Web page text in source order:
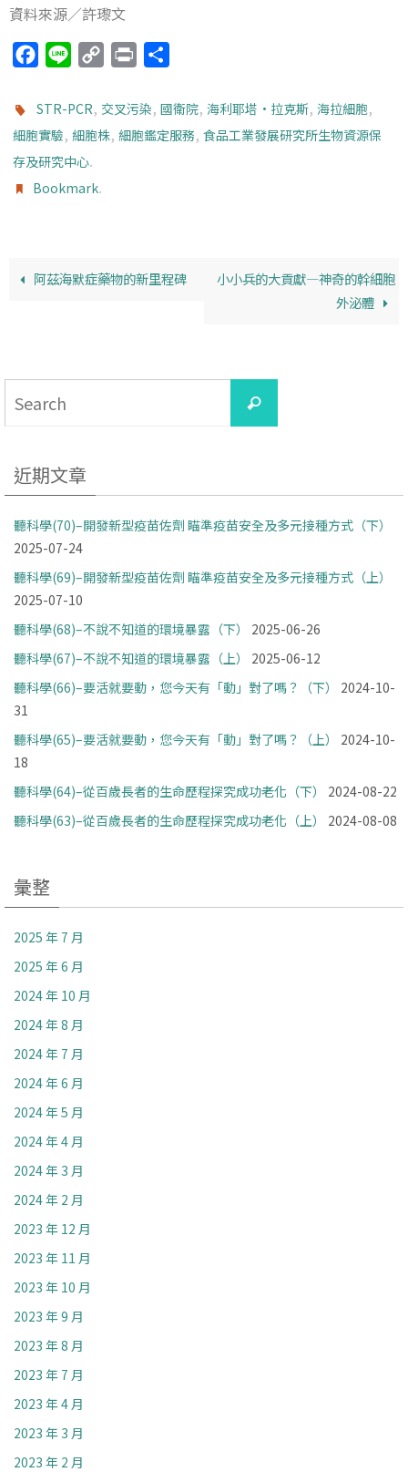
資料來源／許瓈文
c
e
b
o
n
e
p
y
i
n
STR-PCR, 交叉污染,國衛院,海利耶塔•拉克斯,海拉細胞,
細胞實驗, 細胞株, 細胞鑑定服務, 食品工業發展研究所生物資源保
存及研究中心.
Bookmark.
阿茲海默症藥物的新里程碑
小小兵的大貢獻—神奇的幹細胞
外泌體
Search
近期文章
聽科學(70)–開發新型疫苗佐劑 瞄準疫苗安全及多元接種方式（下）
2025-07-24
聽科學(69)–開發新型疫苗佐劑 瞄準疫苗安全及多元接種方式（上）
2025-07-10
聽科學(68)–不說不知道的環境暴露（下）
2025-06-26
聽科學(67)–不說不知道的環境暴露（上）
2025-06-12
聽科學(66)–要活就要動，您今天有「動」對了嗎？（下）
2024-10-
31
聽科學(65)–要活就要動，您今天有「動」對了嗎？（上）
2024-10-
18
聽科學(64)–從百歲長者的生命歷程探究成功老化（下）
2024-08-22
聽科學(63)–從百歲長者的生命歷程探究成功老化（上）
2024-08-08
彙整
2025 年 7 月
2025 年 6 月
2024 年 10 月
2024 年 8 月
2024 年 7 月
2024 年 6 月
2024 年 5 月
2024 年 4 月
2024 年 3 月
2024 年 2 月
2023 年 12 月
2023 年 11 月
2023 年 10 月
2023 年 9 月
2023 年 8 月
2023 年 7 月
2023 年 4 月
2023 年 3 月
2023 年 2 月